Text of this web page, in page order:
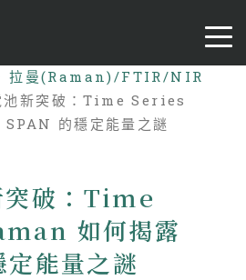
拉曼(Raman)/FTIR/NIR
池新突破：Time Series
的穩定能量之謎
突破：Time
如何揭露
能量之謎